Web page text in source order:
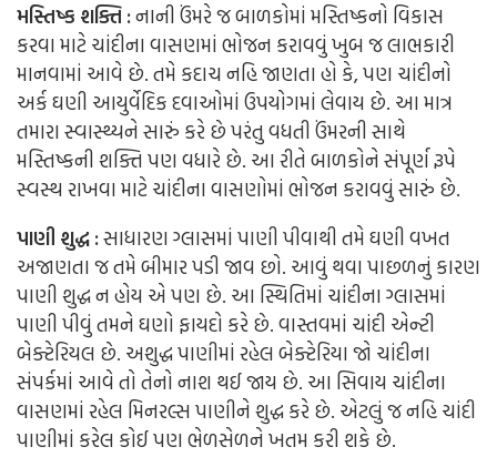
મસ્તિષ્ક શક્તિ :નાની ઉંમરે જ બાળકોમાં મસ્તિષ્કનો વિકાસ
કરવા માટે ચાંદીના વાસણમાં ભોજન કરાવવું ખુબ જ લાભકારી
માનવામાં આવે છે. તમે કદાચ નહિ જાણતા હો કે, પણ ચાંદીનો
અર્ક ઘણી આયુર્વેદિક દવાઓમાં ઉપયોગમાં લેવાય છે. આ માત્ર
તમારા સ્વાસ્થ્યને સારું કરે છે પરંતુ વધતી ઉંમરની સાથે
મસ્તિષ્કની શક્તિ પણ વધારે છે. આ રીતે બાળકોને સંપૂર્ણ રૂપે
સ્વસ્થ રાખવા માટે ચાંદીના વાસણોમાં ભોજન કરાવવું સારું છે.
પાણી શુદ્ધ :સાધારણ ગ્લાસમાં પાણી પીવાથી તમે ઘણી વખત
અજાણતા જ તમે બીમાર પડી જાવ છો. આવું થવા પાછળનું કારણ
પાણી શુદ્ધ ન હોય એ પણ છે. આ સ્થિતિમાં ચાંદીના ગ્લાસમાં
પાણી પીવું તમને ઘણો ફાયદો કરે છે. વાસ્તવમાં ચાંદી એન્ટી
બેક્ટેરિયલ છે. અશુદ્ધ પાણીમાં રહેલ બેક્ટેરિયા જો ચાંદીના
સંપર્કમાં આવે તો તેનો નાશ થઈ જાય છે. આ સિવાય ચાંદીના
વાસણમાં રહેલ મિનરલ્સ પાણીને શુદ્ધ કરે છે. એટલું જ નહિ ચાંદી
પાણીમાં કરેલ કોઈ પણ ભેળસેળને ખતમ કરી શકે છે.